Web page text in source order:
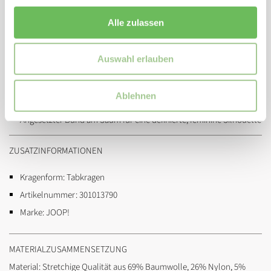
Alle zulassen
Auswahl erlauben
Ablehnen
Regular Fit in figurschmeichelnder X-Linie
Klassisches Hellblau-Weißes Streifendesign für einen frischen
Praktische Brusttasche sowie zwei nahtverdeckte Seitentaschen
Rückenpasse mit exklusivem Cornflower-Signé
Angesetzter Bund am Saum für eine definierte, feminine Silhouette
ZUSATZINFORMATIONEN
Kragenform:Tabkragen
Artikelnummer:301013790
Marke:JOOP!
MATERIALZUSAMMENSETZUNG
Material: Stretchige Qualität aus 69% Baumwolle, 26% Nylon, 5%